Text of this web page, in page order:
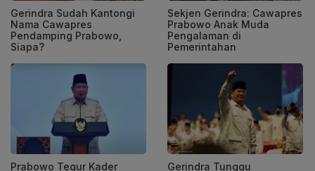
Gerindra Sudah Kantongi
Nama Cawapres
Pendamping Prabowo,
Siapa?
Sekjen Gerindra: Cawapres
Prabowo Anak Muda
Pengalaman di
Pemerintahan
Prabowo Tegur Kader
Gerindra Tunggu